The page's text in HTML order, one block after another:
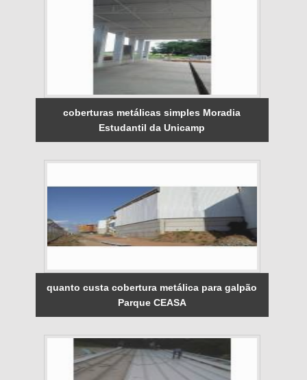
coberturas metálicas simples Moradia
Estudantil da Unicamp
quanto custa cobertura metálica para galpão
Parque CEASA